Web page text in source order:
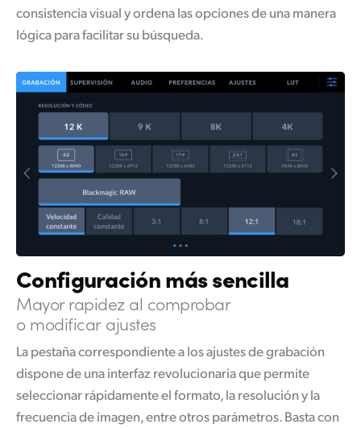
consistencia visual y ordena las opciones de una manera
lógica para facilitar su búsqueda.
Configuración más sencilla
Mayor rapidez al comprobar
o modificar ajustes
La pestaña correspondiente a los ajustes de grabación
dispone de una interfaz revolucionaria que permite
seleccionar rápidamente el formato, la resolución y la
frecuencia de imagen, entre otros parámetros. Basta con